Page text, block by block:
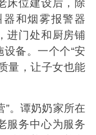
床位建设后，除
和烟雾报警器
进门处和厨房铺
备。一个个“安
量，让子女也能
”。谭奶奶家所在
服务中心为服务